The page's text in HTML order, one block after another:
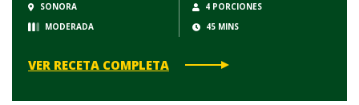
SONORA
4 PORCIONES
MODERADA
45 MINS
VER RECETA COMPLETA